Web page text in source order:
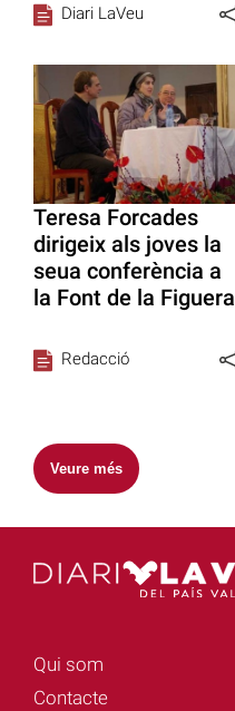
Diari LaVeu
Teresa Forcades
dirigeix als joves la
seua conferència a
la Font de la Figuera
Redacció
Veure més
Qui som
Contacte